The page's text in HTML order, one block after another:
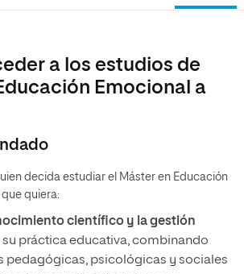
a los estudios de
Emocional a
decida estudiar el Máster en Educación
quiera:
científico y la gestión
su práctica educativa, combinando
pedagógicas, psicológicas y sociales